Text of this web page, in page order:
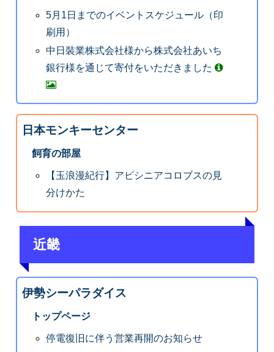
5月1日までのイベントスケジュール（印
刷用）
中日裝業株式会社様から株式会社あいち
銀行様を通じて寄付をいただきました
日本モンキーセンター
飼育の部屋
【玉浪漫紀行】アビシニアコロブスの見
分けかた
近畿
伊勢シーパラダイス
トップページ
停電復旧に伴う営業再開のお知らせ